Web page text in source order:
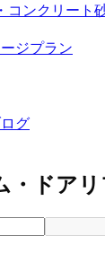
コンクリート
ジプラン
グ
・ドア